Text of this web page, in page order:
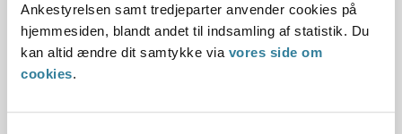
Ankestyrelsen samt tredjeparter anvender cookies på
hjemmesiden, blandt andet til indsamling af statistik. Du
kan altid ændre dit samtykke via vores side om
cookies.
10.07.2013
Paragraf